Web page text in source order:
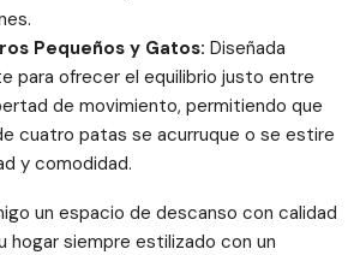
Pequeños y Gatos: Diseñada
para ofrecer el equilibrio justo entre
de movimiento, permitiendo que
cuatro patas se acurruque o se estire
y comodidad.
un espacio de descanso con calidad
hogar siempre estilizado con un